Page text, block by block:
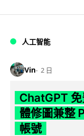
人工智能
Vin 2 日
ChatGPT
體修圖兼整
帳號